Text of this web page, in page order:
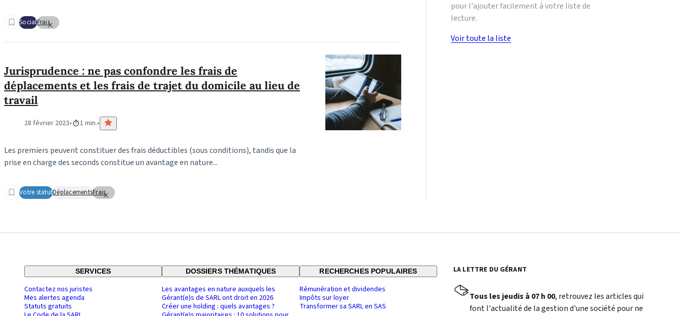
SocialFrais
Jurisprudence : ne pas confondre les frais de
déplacements et les frais de trajet du domicile au lieu de
travail
28 février 2023 1 min.
Les premiers peuvent constituer des frais déductibles (sous conditions), tandis que la
prise en charge des seconds constitue un avantage en nature...
Votre statutDéplacementsFrais
pour l'ajouter facilement à votre liste de
lecture.
Voir toute la liste
SERVICES
Contactez nos juristes
Mes alertes agenda
Statuts gratuits
DOSSIERS THÉMATIQUES
Les avantages en nature auxquels les
Gérant(e)s de SARL ont droit en 2026
Créer une holding : quels avantages ?
RECHERCHES POPULAIRES
Rémunération et dividendes
Impôts sur loyer
Transformer sa SARL en SAS
LA LETTRE DU GÉRANT
Tous les jeudis à 07 h 00, retrouvez les articles qui
font l'actualité de la gestion d'une société pour ne